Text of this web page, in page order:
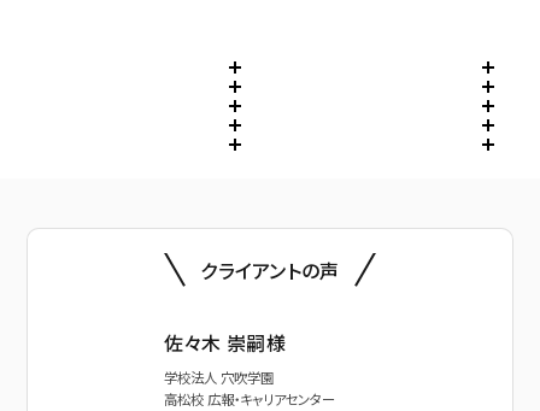
クライアントの声
佐々木 崇嗣様
学校法人 穴吹学園
高松校 広報・キャリアセンター